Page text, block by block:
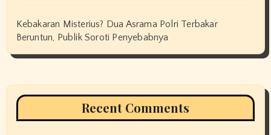
Kebakaran Misterius? Dua Asrama Polri Terbakar
Beruntun, Publik Soroti Penyebabnya
Recent Comments